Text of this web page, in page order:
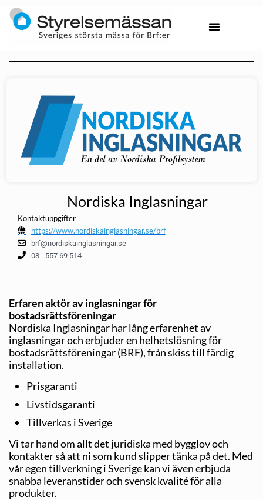
Nordiska Inglasningar
Kontaktuppgifter
https://www.nordiskainglasningar.se/brf
brf@nordiskainglasningar.se
08 - 557 69 514
Erfaren aktör av inglasningar för
bostadsrättsföreningar
Nordiska Inglasningar har lång erfarenhet av
inglasningar och erbjuder en helhetslösning för
bostadsrättsföreningar (BRF), från skiss till färdig
installation.
Prisgaranti
Livstidsgaranti
Tillverkas i Sverige
Vi tar hand om allt det juridiska med bygglov och
kontakter så att ni som kund slipper tänka på det. Med
vår egen tillverkning i Sverige kan vi även erbjuda
snabba leveranstider och svensk kvalité för alla
produkter.